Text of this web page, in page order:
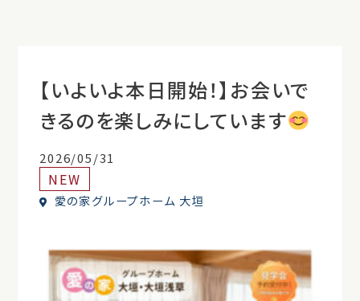
【いよいよ本日開始！】お会いで
きるのを楽しみにしています
2026/05/31
NEW
愛の家グループホーム 大垣